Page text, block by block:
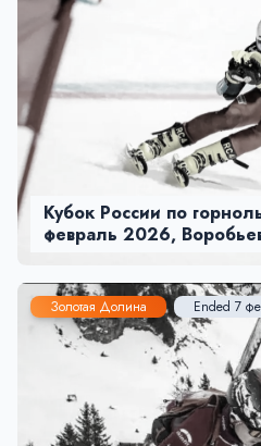
Кубок России по
февраль 2026,
Золотая Долина Ended 7